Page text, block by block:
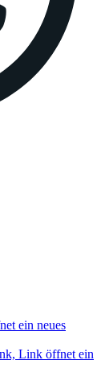
ein neues
Link öffnet ein